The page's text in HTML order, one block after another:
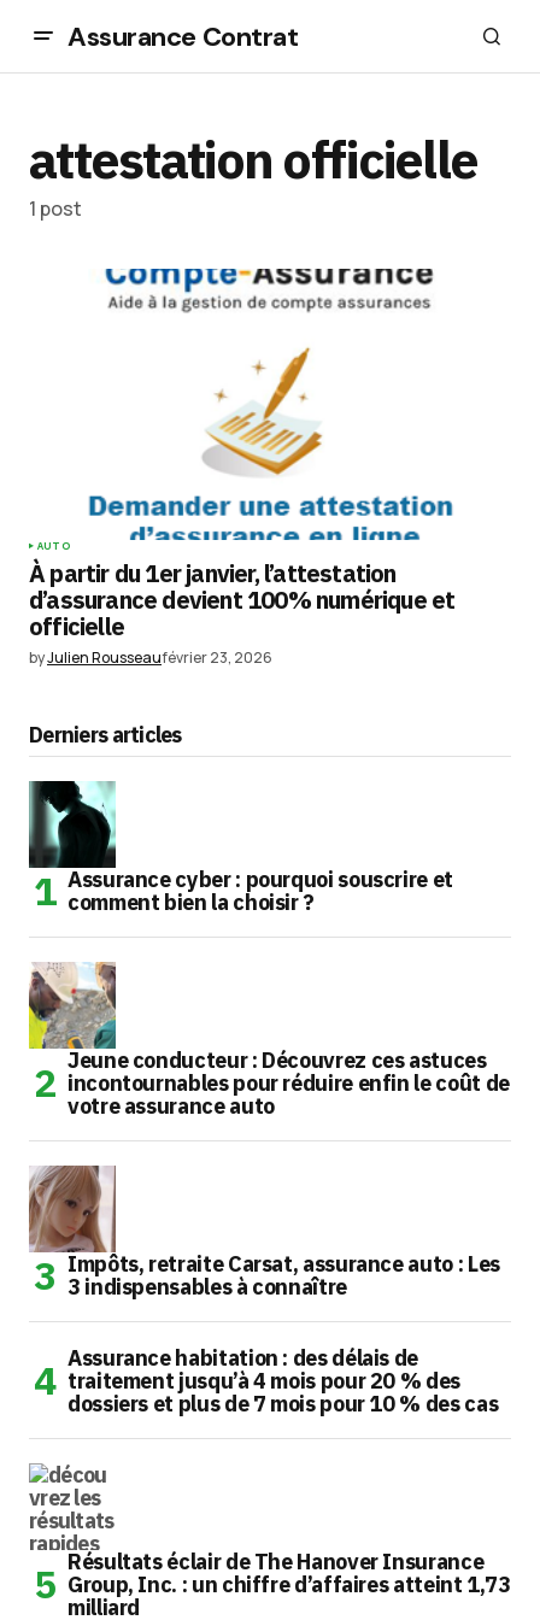
Assurance Contrat
attestation officielle
1 post
AUTO
À partir du 1er janvier, l’attestation
d’assurance devient 100% numérique et
officielle
byJulien Rousseaufévrier 23, 2026
Derniers articles
Assurance cyber : pourquoi souscrire et
comment bien la choisir ?
Jeune conducteur : Découvrez ces astuces
incontournables pour réduire enfin le coût de
votre assurance auto
Impôts, retraite Carsat, assurance auto : Les
3 indispensables à connaître
Assurance habitation : des délais de
traitement jusqu’à 4 mois pour 20 % des
dossiers et plus de 7 mois pour 10 % des cas
Résultats éclair de The Hanover Insurance
Group, Inc. : un chiffre d’affaires atteint 1,73
milliard